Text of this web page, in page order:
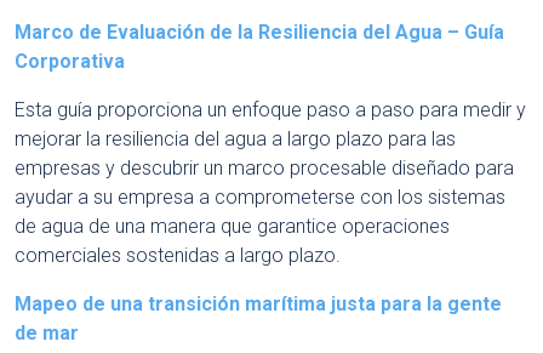
Marco de Evaluación de la Resiliencia del Agua – Guía
Corporativa
Esta guía proporciona un enfoque paso a paso para medir y
mejorar la resiliencia del agua a largo plazo para las
empresas y descubrir un marco procesable diseñado para
ayudar a su empresa a comprometerse con los sistemas
de agua de una manera que garantice operaciones
comerciales sostenidas a largo plazo.
Mapeo de una transición marítima justa para la gente
de mar